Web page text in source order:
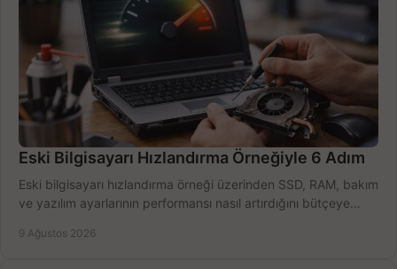
Eski Bilgisayarı Hızlandırma Örneğiyle 6 Adım
Eski bilgisayarı hızlandırma örneği üzerinden SSD, RAM, bakım
ve yazılım ayarlarının performansı nasıl artırdığını bütçeye
9 Ağustos 2026